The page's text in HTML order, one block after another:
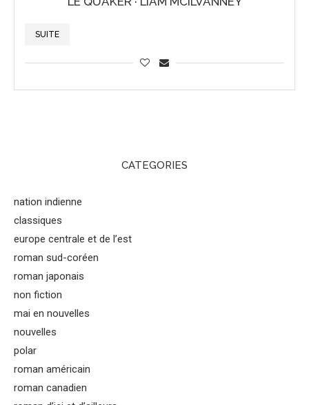
SUITE
CATEGORIES
nation indienne
classiques
europe centrale et de l’est
roman sud-coréen
roman japonais
non fiction
mai en nouvelles
nouvelles
polar
roman américain
roman canadien